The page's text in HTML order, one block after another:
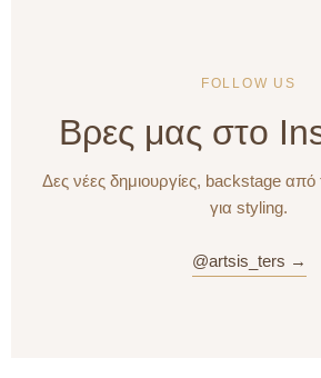
FOLLOW US
Βρες μας στο
Δες νέες δημιουργίες, backstage από
για styling.
@artsis_ters →